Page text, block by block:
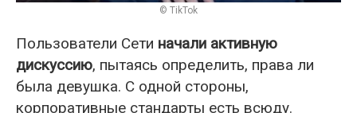
© TikTok
Пользователи Сети начали активную
дискуссию, пытаясь определить, права ли
была девушка. С одной стороны,
корпоративные стандарты есть всюду.